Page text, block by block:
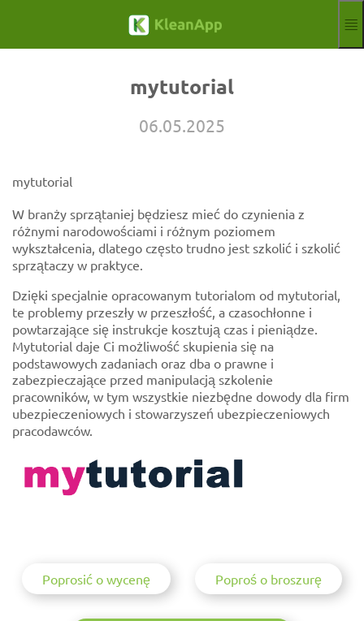
Blog
Hilfe
Webinaria
partner
zarejestrować
Darmowa wersja próbna
PLAktuelle
mytutorial
06.05.2025
mytutorial
W branży sprzątaniej będziesz mieć do czynienia z
różnymi narodowościami i różnym poziomem
wykształcenia, dlatego często trudno jest szkolić i szkolić
sprzątaczy w praktyce.
Dzięki specjalnie opracowanym tutorialom od mytutorial,
te problemy przeszły w przeszłość, a czasochłonne i
powtarzające się instrukcje kosztują czas i pieniądze.
Mytutorial daje Ci możliwość skupienia się na
podstawowych zadaniach oraz dba o prawne i
zabezpieczające przed manipulacją szkolenie
pracowników, w tym wszystkie niezbędne dowody dla firm
ubezpieczeniowych i stowarzyszeń ubezpieczeniowych
pracodawców.
Poprosić o wycenę Poproś o broszurę